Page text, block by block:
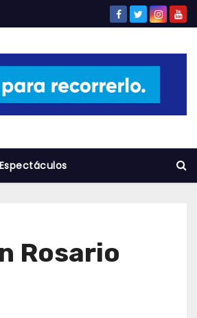
Espectáculos
Rosario